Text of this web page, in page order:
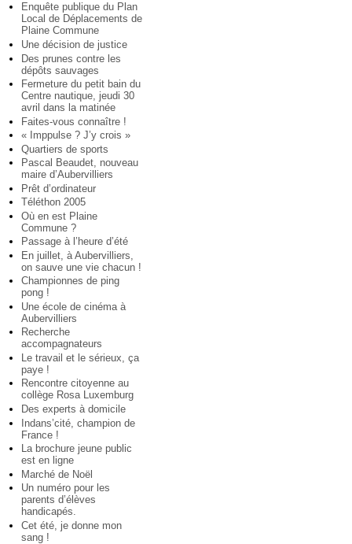
Enquête publique du Plan
Local de Déplacements de
Plaine Commune
Une décision de justice
Des prunes contre les
dépôts sauvages
Fermeture du petit bain du
Centre nautique, jeudi 30
avril dans la matinée
Faites-vous connaître !
« Imppulse ? J’y crois »
Quartiers de sports
Pascal Beaudet, nouveau
maire d’Aubervilliers
Prêt d’ordinateur
Téléthon 2005
Où en est Plaine
Commune ?
Passage à l’heure d’été
En juillet, à Aubervilliers,
on sauve une vie chacun !
Championnes de ping
pong !
Une école de cinéma à
Aubervilliers
Recherche
accompagnateurs
Le travail et le sérieux, ça
paye !
Rencontre citoyenne au
collège Rosa Luxemburg
Des experts à domicile
Indans’cité, champion de
France !
La brochure jeune public
est en ligne
Marché de Noël
Un numéro pour les
parents d’élèves
handicapés.
Cet été, je donne mon
sang !